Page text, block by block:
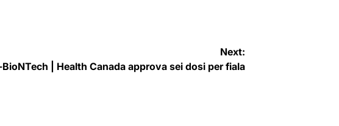
Next:
| Health Canada approva sei dosi per fiala